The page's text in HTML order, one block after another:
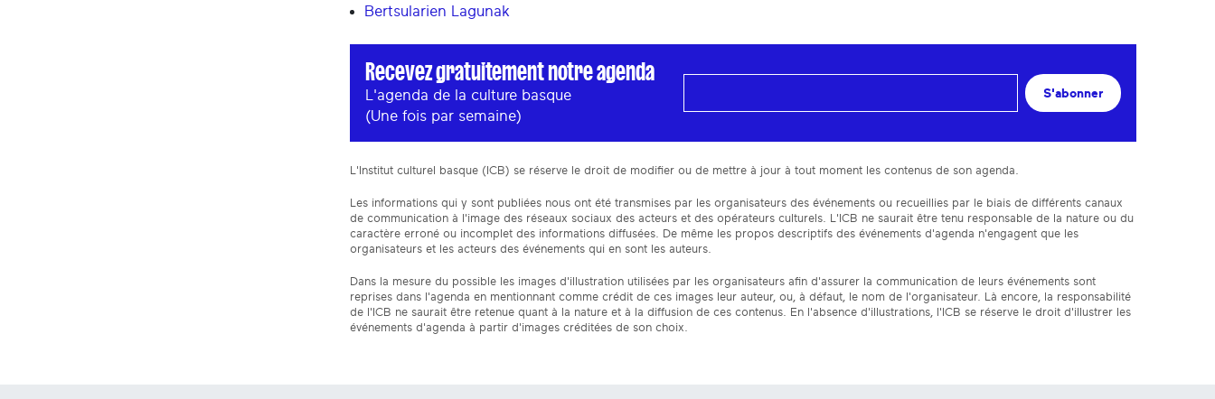
Bertsularien Lagunak
Recevez gratuitement notre agenda
L'agenda de la culture basque
(Une fois par semaine)
S'abonner
L'Institut culturel basque (ICB) se réserve le droit de modifier ou de mettre à jour à tout moment les contenus de son agenda.
Les informations qui y sont publiées nous ont été transmises par les organisateurs des événements ou recueillies par le biais de différents canaux
de communication à l'image des réseaux sociaux des acteurs et des opérateurs culturels. L'ICB ne saurait être tenu responsable de la nature ou du
caractère erroné ou incomplet des informations diffusées. De même les propos descriptifs des événements d'agenda n'engagent que les
organisateurs et les acteurs des événements qui en sont les auteurs.
Dans la mesure du possible les images d'illustration utilisées par les organisateurs afin d'assurer la communication de leurs événements sont
reprises dans l'agenda en mentionnant comme crédit de ces images leur auteur, ou, à défaut, le nom de l'organisateur. Là encore, la responsabilité
de l'ICB ne saurait être retenue quant à la nature et à la diffusion de ces contenus. En l'absence d'illustrations, l'ICB se réserve le droit d'illustrer les
événements d'agenda à partir d'images créditées de son choix.